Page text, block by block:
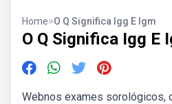
Home>O Q Significa Igg E Igm
O Q Significa Igg E
Webnos exames sorológicos,